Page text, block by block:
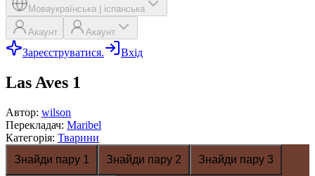
Моваукраїнська іспанська
Акаунт Акаунт
Зареєструватися. Вхід
Las Aves 1
Автор: wilson
Перекладач: Maribel
Категорія: Тварини
Знайди пару 1
Знайди пару 2 Знайди пару 3